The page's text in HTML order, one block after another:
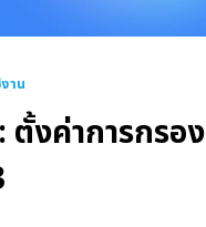
าน
งค่าการกรอง